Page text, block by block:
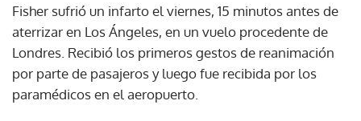
Fisher sufrió un infarto el viernes, 15 minutos antes de
aterrizar en Los Ángeles, en un vuelo procedente de
Londres. Recibió los primeros gestos de reanimación
por parte de pasajeros y luego fue recibida por los
paramédicos en el aeropuerto.